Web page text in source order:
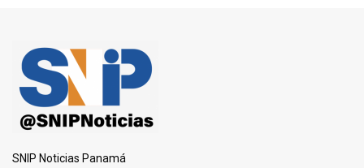
SNIP Noticias Panamá